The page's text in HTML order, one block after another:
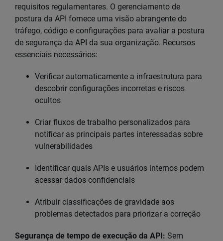
requisitos regulamentares. O gerenciamento de
postura da API fornece uma visão abrangente do
tráfego, código e configurações para avaliar a postura
de segurança da API da sua organização. Recursos
essenciais necessários:
Verificar automaticamente a infraestrutura para
descobrir configurações incorretas e riscos
ocultos
Criar fluxos de trabalho personalizados para
notificar as principais partes interessadas sobre
vulnerabilidades
Identificar quais APIs e usuários internos podem
acessar dados confidenciais
Atribuir classificações de gravidade aos
problemas detectados para priorizar a correção
Segurança de tempo de execução da API: Sem